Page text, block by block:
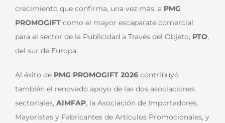
crecimiento que confirma, una vez más, a PMG
PROMOGIFTcomo el mayor escaparate comercial
para el sector de la Publicidad a Través del Objeto, PTO,
del sur de Europa.
Al éxito de PMG PROMOGIFT 2026contribuyó
también el renovado apoyo de las dos asociaciones
sectoriales, AIMFAP, la Asociación de Importadores,
Mayoristas y Fabricantes de Artículos Promocionales, y